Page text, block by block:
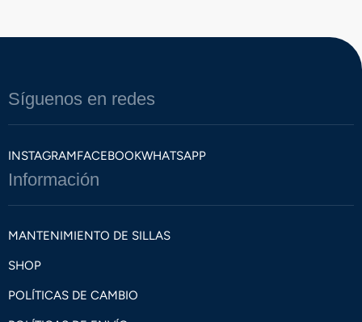
Síguenos en redes
INSTAGRAMFACEBOOKWHATSAPP
Información
MANTENIMIENTO DE SILLAS
SHOP
POLÍTICAS DE CAMBIO